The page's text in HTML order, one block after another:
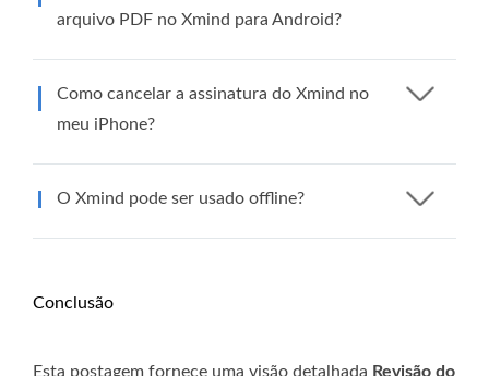
arquivo PDF no Xmind para Android?
Como cancelar a assinatura do Xmind no
meu iPhone?
O Xmind pode ser usado offline?
Conclusão
Esta postagem fornece uma visão detalhada Revisão do